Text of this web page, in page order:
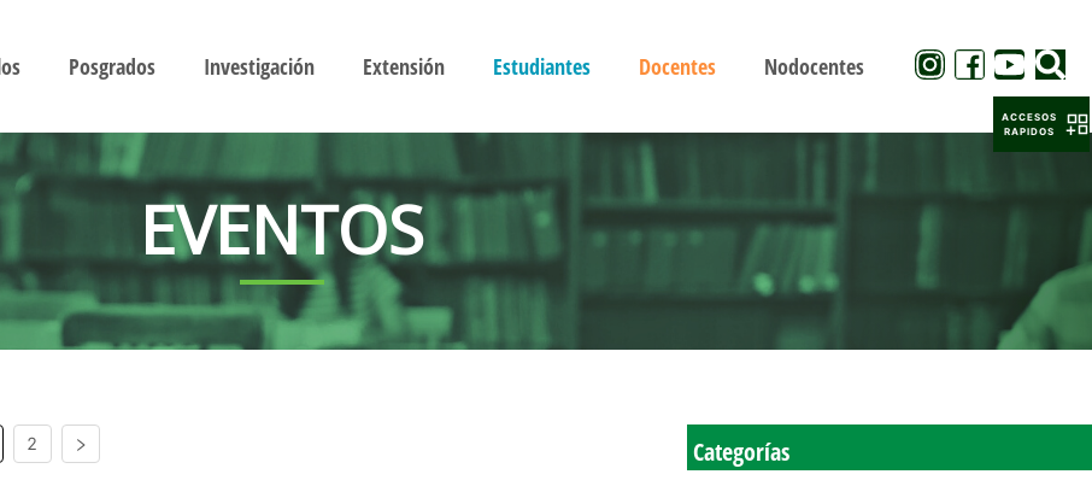
Posgrados Investigación Extensión Estudiantes Docentes Nodocentes
EVENTOS
2 Categorías
ACCESOS
RAPIDOS